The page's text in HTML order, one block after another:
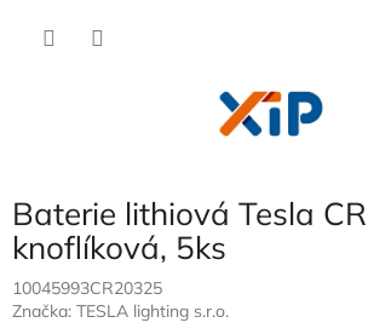
Baterie lithiová Tesla
knoflíková, 5ks
10045993CR20325
Značka: TESLA lighting s.r.o.